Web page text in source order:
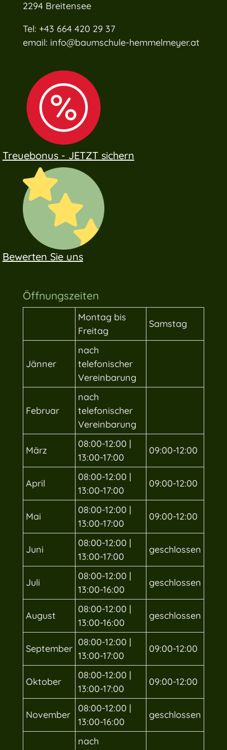
2294 Breitensee
Tel: +43 664 420 29 37
email: info@baumschule-hemmelmeyer.at
Treuebonus - JETZT sichern
Bewerten Sie uns
Öffnungszeiten
Montag bis
Freitag
Samstag
Jänner
nach
telefonischer
Vereinbarung
Februar
nach
telefonischer
Vereinbarung
März
08:00-12:00 |
13:00-17:00
09:00-12:00
April
08:00-12:00 |
13:00-17:00
09:00-12:00
Mai
08:00-12:00 |
13:00-17:00
09:00-12:00
Juni
08:00-12:00 |
13:00-17:00
geschlossen
Juli
08:00-12:00 |
13:00-16:00
geschlossen
August
08:00-12:00 |
13:00-16:00
geschlossen
September
08:00-12:00 |
13:00-17:00
09:00-12:00
Oktober
08:00-12:00 |
13:00-17:00
09:00-12:00
November
08:00-12:00 |
13:00-16:00
geschlossen
nach